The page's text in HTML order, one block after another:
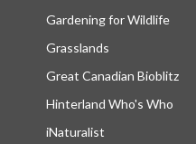
Gardening for Wildlife
Grasslands
Great Canadian Bioblitz
Hinterland Who's Who
iNaturalist